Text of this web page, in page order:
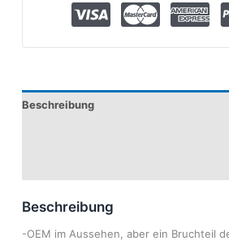
Beschreibung
Beschreibung
-OEM im Aussehen, aber ein Bruchteil